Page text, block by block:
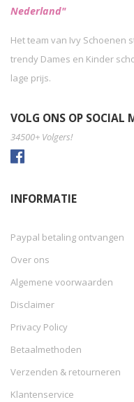
Nederland"
Het team van Ivy Schoenen
trendy Dames en Kinder
lage prijs.
VOLG ONS OP SOCIAL
34500+ Volgers!
INFORMATIE
Paypal betaling ontvangen
Over ons
Algemene voorwaarden
Disclaimer
Privacy Policy
Betaalmethoden
Verzenden & retourneren
Klantenservice